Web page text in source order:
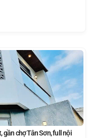
gần chợ Tân Sơn, full nội